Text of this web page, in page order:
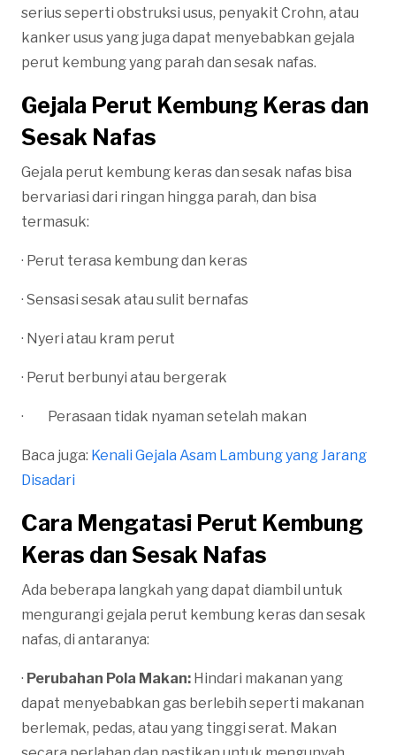
serius seperti obstruksi usus, penyakit Crohn, atau
kanker usus yang juga dapat menyebabkan gejala
perut kembung yang parah dan sesak nafas.
Gejala Perut Kembung Keras dan
Sesak Nafas
Gejala perut kembung keras dan sesak nafas bisa
bervariasi dari ringan hingga parah, dan bisa
termasuk:
· Perut terasa kembung dan keras
· Sensasi sesak atau sulit bernafas
· Nyeri atau kram perut
· Perut berbunyi atau bergerak
· Perasaan tidak nyaman setelah makan
Baca juga: Kenali Gejala Asam Lambung yang Jarang
Disadari
Cara Mengatasi Perut Kembung
Keras dan Sesak Nafas
Ada beberapa langkah yang dapat diambil untuk
mengurangi gejala perut kembung keras dan sesak
nafas, di antaranya:
· Perubahan Pola Makan: Hindari makanan yang
dapat menyebabkan gas berlebih seperti makanan
berlemak, pedas, atau yang tinggi serat. Makan